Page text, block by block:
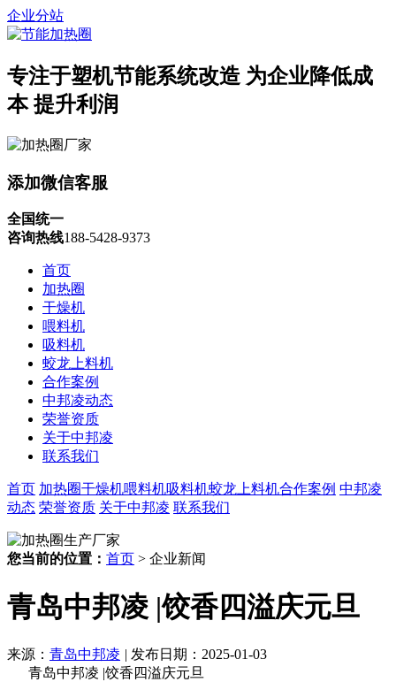
企业分站
专注于塑机节能系统改造 为企业降低成
本 提升利润
添加微信客服
全国统一
咨询热线188-5428-9373
首页
加热圈
干燥机
喂料机
吸料机
蛟龙上料机
合作案例
中邦凌动态
荣誉资质
关于中邦凌
联系我们
首页 加热圈干燥机喂料机吸料机蛟龙上料机合作案例 中邦凌
动态 荣誉资质 关于中邦凌 联系我们
您当前的位置： 首页 > 企业新闻
青岛中邦凌 |饺香四溢庆元旦
来源： 青岛中邦凌 | 发布日期：2025-01-03
青岛中邦凌 |饺香四溢庆元旦